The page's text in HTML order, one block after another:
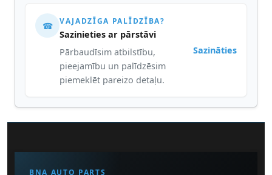
☎ VAJADZĪGA PALĪDZĪBA?
Sazinieties ar pārstāvi
Pārbaudīsim atbilstību,
pieejamību un palīdzēsim
piemeklēt pareizo detaļu.
Sazināties
BNA AUTO PARTS